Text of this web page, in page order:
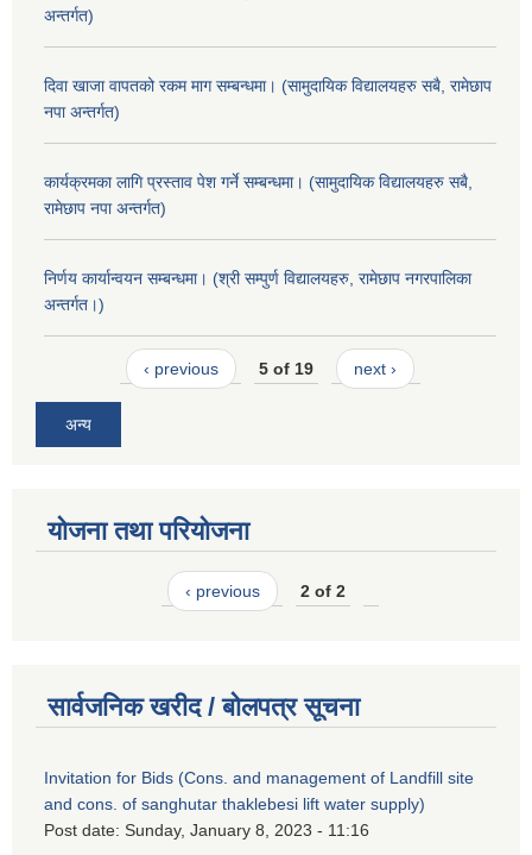
अन्तर्गत)
दिवा खाजा वापतको रकम माग सम्बन्धमा। (सामुदायिक विद्यालयहरु सबै, रामेछाप
नपा अन्तर्गत)
कार्यक्रमका लागि प्रस्ताव पेश गर्ने सम्बन्धमा। (सामुदायिक विद्यालयहरु सबै,
रामेछाप नपा अन्तर्गत)
निर्णय कार्यान्वयन सम्बन्धमा। (श्री सम्पुर्ण विद्यालयहरु, रामेछाप नगरपालिका
अन्तर्गत।)
‹ previous 5 of 19 next ›
अन्य
योजना तथा परियोजना
‹ previous 2 of 2
सार्वजनिक खरीद / बोलपत्र सूचना
Invitation for Bids (Cons. and management of Landfill site
and cons. of sanghutar thaklebesi lift water supply)
Post date: Sunday, January 8, 2023 - 11:16